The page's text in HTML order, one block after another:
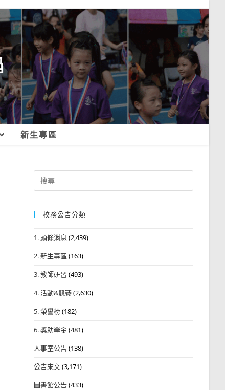
新生專區
Search
for:
校務公告分類
1. 頭條消息 (2,439)
2. 新生專區 (163)
3. 教師研習 (493)
4. 活動&競賽(2,630)
5. 榮譽榜(182)
6. 獎助學金(481)
人事室公告(138)
公告來文(3,171)
圖書館公告(433)